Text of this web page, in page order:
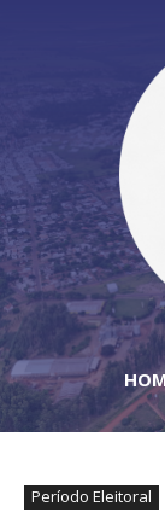
Período Eleitoral